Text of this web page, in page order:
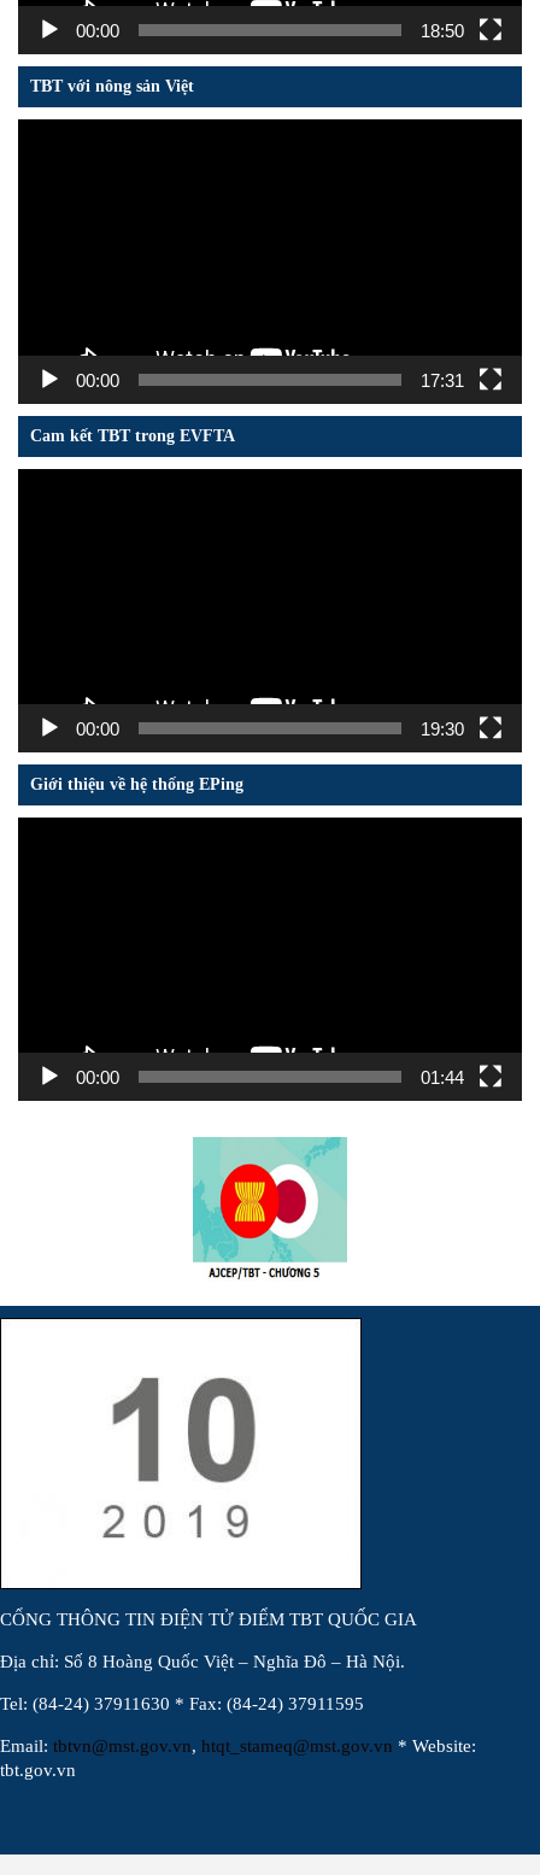
00:00 18:50
TBT với nông sản Việt
00:00 17:31
Cam kết TBT trong EVFTA
00:00 19:30
Giới thiệu về hệ thống EPing
00:00 01:44
CỔNG THÔNG TIN ĐIỆN TỬ ĐIỂM TBT QUỐC GIA
Địa chỉ: Số 8 Hoàng Quốc Việt – Nghĩa Đô – Hà Nội.
Tel: (84-24) 37911630 * Fax: (84-24) 37911595
Email: tbtvn@mst.gov.vn, htqt_stameq@mst.gov.vn * Website:
tbt.gov.vn